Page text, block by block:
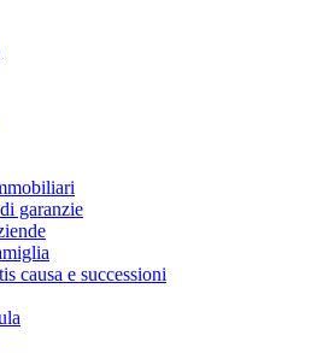
garanzie
causa e successioni